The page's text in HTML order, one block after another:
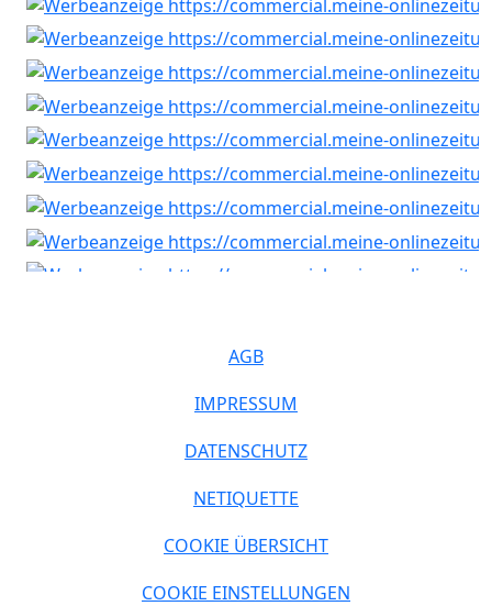
AGB
IMPRESSUM
DATENSCHUTZ
NETIQUETTE
COOKIE ÜBERSICHT
COOKIE EINSTELLUNGEN